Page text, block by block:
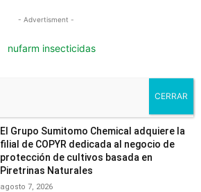
- Advertisment -
El Grupo Sumitomo Chemical adquiere la
filial de COPYR dedicada al negocio de
protección de cultivos basada en
Piretrinas Naturales
agosto 7, 2026